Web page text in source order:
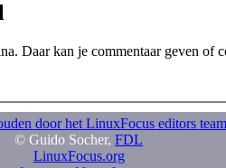
Daar kan je commentaar geven of
door het LinuxFocus editors team
© Guido Socher, FDL
LinuxFocus.org